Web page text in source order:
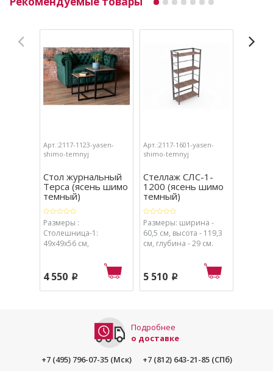
Арт.:2117-1123-yasen-
shimo-temnyj
Стол журнальный
Терса (ясень шимо
темный)
Размеры :
Столешница-1:
49х49х56 см,
4 550 p
Арт.:2117-1601-yasen-
shimo-temnyj
Стеллаж СЛС-1-
1200 (ясень шимо
темный)
Размеры: ширина -
60,5 см, высота - 119,3
см, глубина - 29 см.
5 510 p
Подробнее
о доставке
+7 (495) 796-07-35 (Мск)
+7 (812) 643-21-85 (СПб)